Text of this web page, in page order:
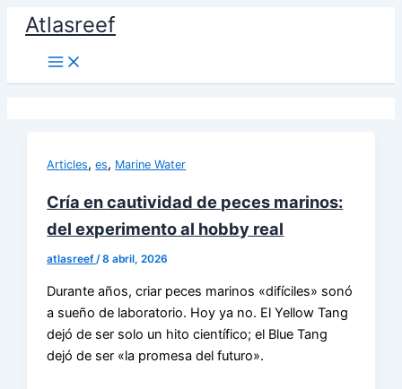
contenido
Atlasreef
Articles,es, Marine Water
Cría en cautividad de peces marinos:
del experimento al hobby real
atlasreef/8 abril, 2026
Durante años, criar peces marinos «difíciles» sonó
a sueño de laboratorio. Hoy ya no. El Yellow Tang
dejó de ser solo un hito científico; el Blue Tang
dejó de ser «la promesa del futuro».